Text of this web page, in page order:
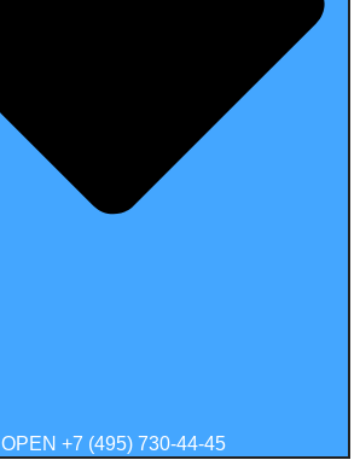
OPEN +7 (495) 730-44-45